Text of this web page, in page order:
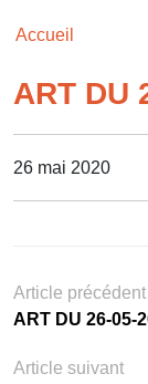
Accueil
ART DU
26 mai 2020
Article précédent
ART DU 26-05-
Article suivant